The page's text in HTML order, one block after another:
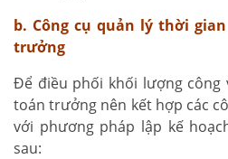
b. Công cụ quản lý thời
trưởng
Để điều phối khối lượng công
toán trưởng nên kết hợp các
với phương pháp lập kế
sau: